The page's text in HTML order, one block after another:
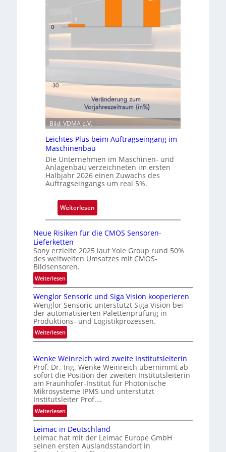
i
t
n
u
a
r
t
a
l
m
c
f
f
n
e
t
N
i
e
d
l
s
s
u
i
n
C
h
n
Bild: VDMA e.V.
Leichtes Plus beim Auftragseingang im
Maschinenbau
Die Unternehmen im Maschinen- und
Anlagenbau verzeichneten im ersten
Halbjahr 2026 einen Zuwachs des
Auftragseingangs um real 5%.
Weiterlesen
L
e
c
h
P
l
u
b
e
i
m
A
u
t
r
a
Neue Risiken für die CMOS Sensoren-
Lieferketten
Sony erzielte 2025 laut Yole Group rund 50%
des weltweiten Umsatzes mit CMOS-
Bildsensoren.
Weiterlesen:
N
e
u
e
R
i
e
n
f
ü
r
d
e
C
Wenglor Sensoric und Siga Vision kooperieren
Wenglor Sensoric unterstützt Siga Vision bei
der automatisierten Palettenprüfung in
Produktions- und Logistikprozessen.
Weiterlesen:
W
n
g
l
o
r
e
n
s
o
Wenke Weinreich wird zweite Institutsleiterin
Prof. Dr.-Ing. Wenke Weinreich übernimmt ab
sofort die Position der zweiten Institutsleiterin
am Fraunhofer-Institut für Photonische
Mikrosysteme IPMS und unterstützt
Institutsleiter Prof.…
Weiterlesen:
W
n
k
Leimac in Deutschland
Leimac hat mit der Leimac Europe GmbH
seinen ersten Auslandsstandort in